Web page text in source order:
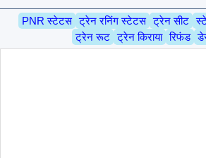
PNR स्टेटस ट्रेन रनिंग स्टेटस ट्रेन सीट
ट्रेन रूट ट्रेन किराया रिफंड